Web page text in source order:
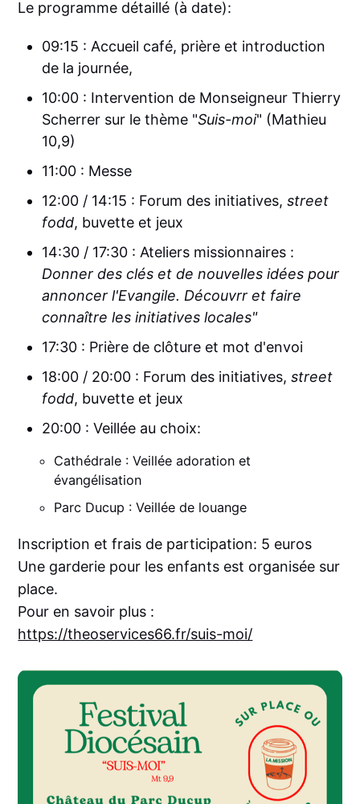
Le programme détaillé (à date):
09:15 : Accueil café, prière et introduction
de la journée,
10:00 : Intervention de Monseigneur Thierry
Scherrer sur le thème "Suis-moi" (Mathieu
10,9)
11:00 : Messe
12:00 / 14:15 : Forum des initiatives,street
fodd, buvette et jeux
14:30 / 17:30 : Ateliers missionnaires :
Donner des clés et de nouvelles idées pour
annoncer l'Evangile. Découvrr et faire
connaître les initiatives locales"
17:30 : Prière de clôture et mot d'envoi
18:00 / 20:00 : Forum des initiatives,street
fodd, buvette et jeux
20:00 : Veillée au choix:
Cathédrale : Veillée adoration et
évangélisation
Parc Ducup : Veillée de louange
Inscription et frais de participation: 5 euros
Une garderie pour les enfants est organisée sur
place.
Pour en savoir plus :
https://theoservices66.fr/suis-moi/